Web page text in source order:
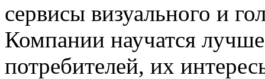
сервисы визуального и
Компании научатся
потребителей, их